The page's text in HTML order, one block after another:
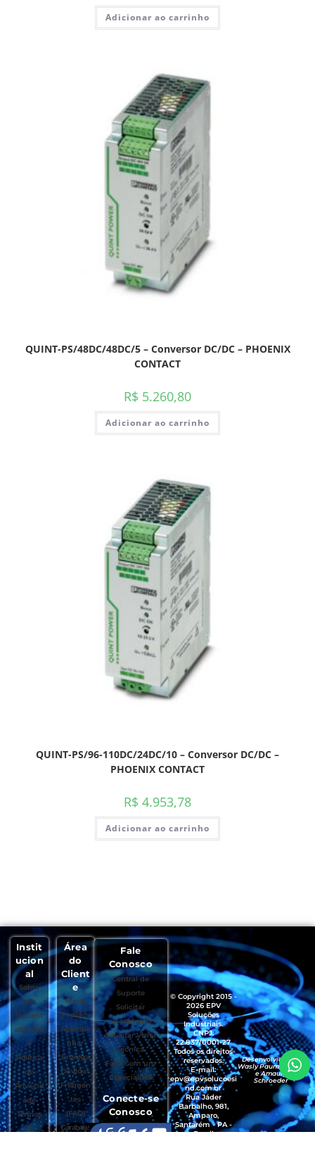
Adicionar ao carrinho
QUINT-PS/48DC/48DC/5 – Conversor DC/DC – PHOENIX
CONTACT
R$ 5.260,80
Adicionar ao carrinho
QUINT-PS/96-110DC/24DC/10 – Conversor DC/DC –
PHOENIX CONTACT
R$ 4.953,78
Adicionar ao carrinho
Instit
ucion
al
Sobre
Nós
Sustent
abilidad
e
Política
de
Privacid
ade
Termos
e
Área
do
Client
e
Meus
Pedidos
Acompa
nhar
Entrega
Dúvidas
Frequen
tes
(FAQ)
Garantias
Fale
Conosco
Central de
Suporte
Solicitar
Orçamento
Solicitar Visita
Técnica
Falar com um
Especialista
Conecte-se
Conosco
© Copyright 2015 -
2026 EPV
Soluções
Industriais.
CNPJ:
22.837/0001-27
Todos os direitos
reservados.
E-mail:
epv@epvsolucoesi
nd.com.br
Rua Jáder
Barbalho, 981,
Amparo,
Santarém - PA -
Brasil
Desenvolvido por
Wasly Paumgartten
e Amaury
Schroeder